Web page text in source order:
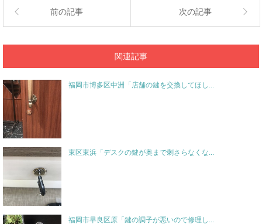
前の記事 次の記事
関連記事
福岡市博多区中洲「店舗の鍵を交換してほし...
東区東浜「デスクの鍵が奥まで刺さらなくな...
福岡市早良区原「鍵の調子が悪いので修理し...